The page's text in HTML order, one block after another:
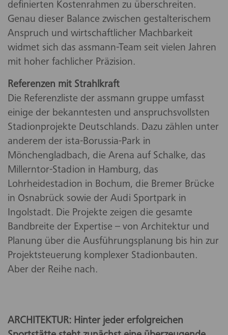
definierten Kostenrahmen zu überschreiten.
Genau dieser Balance zwischen gestalterischem
Anspruch und wirtschaftlicher Machbarkeit
widmet sich das assmann-Team seit vielen Jahren
mit hoher fachlicher Präzision.
Referenzen mit Strahlkraft
Die Referenzliste der assmann gruppe umfasst
einige der bekanntesten und anspruchsvollsten
Stadionprojekte Deutschlands. Dazu zählen unter
anderem der ista-Borussia-Park in
Mönchengladbach, die Arena auf Schalke, das
Millerntor-Stadion in Hamburg, das
Lohrheidestadion in Bochum, die Bremer Brücke
in Osnabrück sowie der Audi Sportpark in
Ingolstadt. Die Projekte zeigen die gesamte
Bandbreite der Expertise – von Architektur und
Planung über die Ausführungsplanung bis hin zur
Projektsteuerung komplexer Stadionbauten.
Aber der Reihe nach.
ARCHITEKTUR: Hinter jeder erfolgreichen